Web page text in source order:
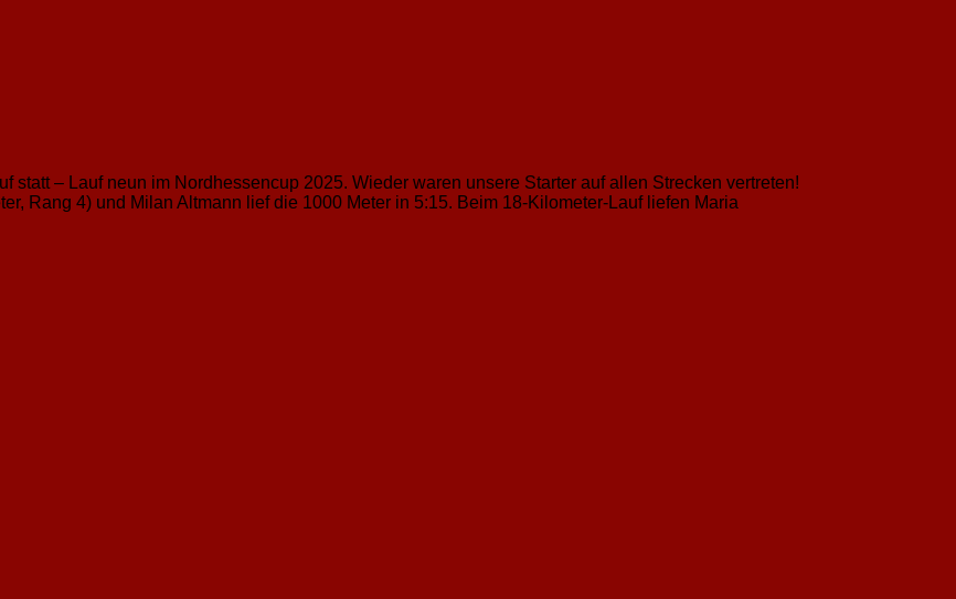
statt – Lauf neun im Nordhessencup 2025. Wieder waren unsere Starter auf allen Strecken vertreten!
Rang 4) und Milan Altmann lief die 1000 Meter in 5:15. Beim 18-Kilometer-Lauf liefen Maria